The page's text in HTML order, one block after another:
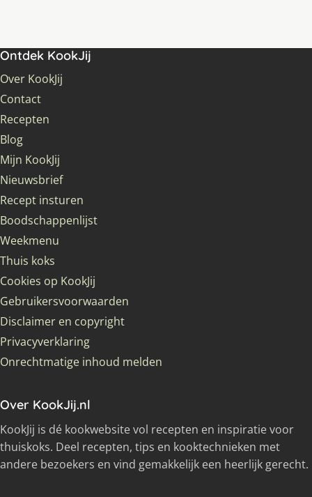
Ontdek KookJij
Over KookJij
Contact
Recepten
Blog
Mijn KookJij
Nieuwsbrief
Recept insturen
Boodschappenlijst
Weekmenu
Thuis koks
Cookies op KookJij
Gebruikersvoorwaarden
Disclaimer en copyright
Privacyverklaring
Onrechtmatige inhoud melden
Over KookJij.nl
KookJij is dé kookwebsite vol recepten en inspiratie voor
thuiskoks. Deel recepten, tips en kooktechnieken met
andere bezoekers en vind gemakkelijk een heerlijk gerecht.